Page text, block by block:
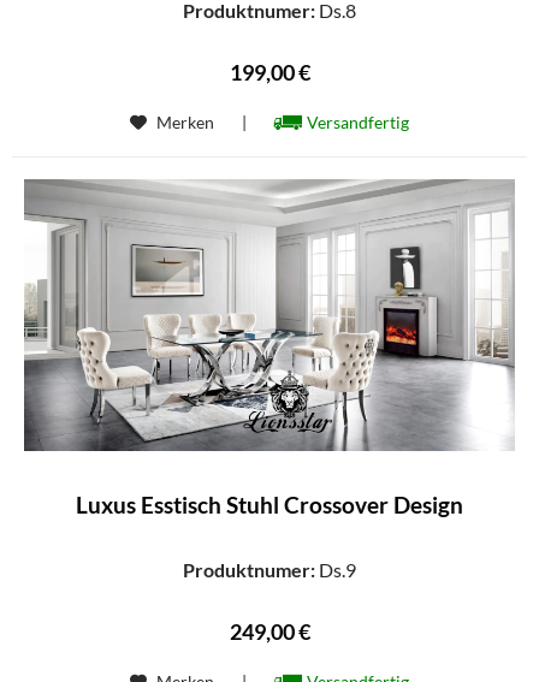
Produktnumer: Ds.8
199,00 €
Merken | Versandfertig
Luxus Esstisch Stuhl Crossover Design
Produktnumer: Ds.9
249,00 €